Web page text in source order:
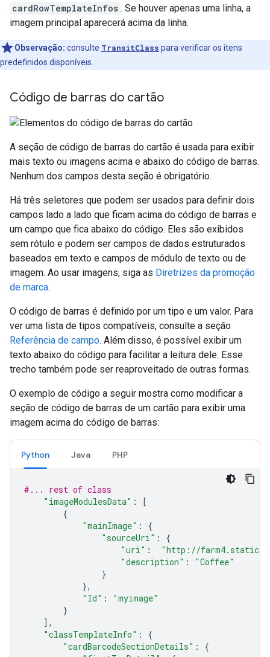
cardRowTemplateInfos . Se houver apenas uma linha, a
imagem principal aparecerá acima da linha.
Observação: consulte TransitClass para verificar os itens
predefinidos disponíveis.
Código de barras do cartão
A seção de código de barras do cartão é usada para exibir
mais texto ou imagens acima e abaixo do código de barras.
Nenhum dos campos desta seção é obrigatório.
Há três seletores que podem ser usados para definir dois
campos lado a lado que ficam acima do código de barras e
um campo que fica abaixo do código. Eles são exibidos
sem rótulo e podem ser campos de dados estruturados
baseados em texto e campos de módulo de texto ou de
imagem. Ao usar imagens, siga as Diretrizes da promoção
de marca.
O código de barras é definido por um tipo e um valor. Para
ver uma lista de tipos compatíveis, consulte a seção
Referência de campo. Além disso, é possível exibir um
texto abaixo do código para facilitar a leitura dele. Esse
trecho também pode ser reaproveitado de outras formas.
O exemplo de código a seguir mostra como modificar a
seção de código de barras de um cartão para exibir uma
imagem acima do código de barras:
Python Java PHP
#... rest of class
"imageModulesData" :
[
{
"mainImage" :
{
"sourceUri" :
{
"uri" :
"http://
"description" :
"Coffee"
}
},
"Id" :
"myimage"
}
],
"classTemplateInfo" :
{
"cardBarcodeSectionDetails" :
{